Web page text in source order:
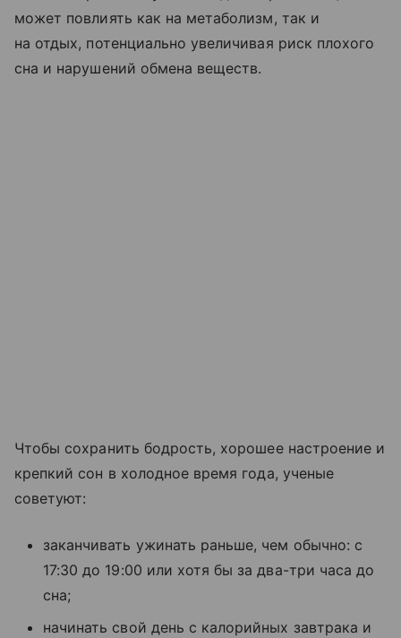
может повлиять как на метаболизм, так и
на отдых, потенциально увеличивая риск плохого
сна и нарушений обмена веществ.
Чтобы сохранить бодрость, хорошее настроение и
крепкий сон в холодное время года, ученые
советуют:
заканчивать ужинать раньше, чем обычно: с
17:30 до 19:00 или хотя бы за два-три часа до
сна;
начинать свой день с калорийных завтрака и